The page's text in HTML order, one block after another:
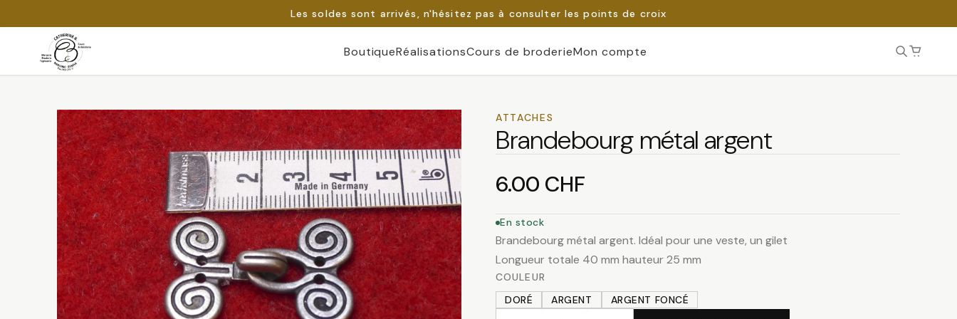
Les soldes sont arrivés, n'hésitez pas à consulter les points de croix
Passer
BoutiqueRéalisationsCours de broderieMon compte
ATTACHES
Brandebourg métal argent
6.00 CHF
En stock
Brandebourg métal argent. Idéal pour une veste, un gilet
Longueur totale 40 mm hauteur 25 mm
COULEUR
DORÉ
ARGENT ARGENT FONCÉ